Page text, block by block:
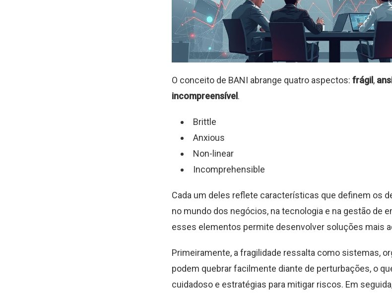
O conceito de BANI abrange quatro aspectos: frágil ,
incompreensível .
Brittle
Anxious
Non-linear
Incomprehensible
Cada um deles reflete características que definem os
no mundo dos negócios, na tecnologia e na gestão de
esses elementos permite desenvolver soluções mais
Primeiramente, a fragilidade ressalta como sistemas,
podem quebrar facilmente diante de perturbações, o
cuidadoso e estratégias para mitigar riscos. Em